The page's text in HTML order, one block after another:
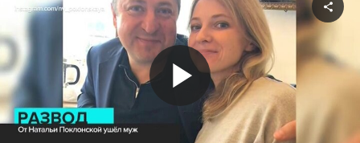
Play